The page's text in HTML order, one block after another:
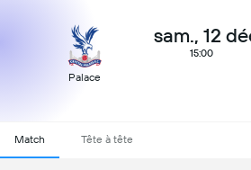
Palace
sam., 12
15:00
Match Tête à tête